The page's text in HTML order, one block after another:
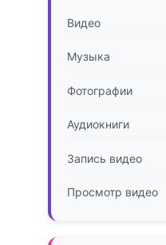
Видео
Музыка
Фотографии
Аудиокниги
Запись видео
Просмотр видео